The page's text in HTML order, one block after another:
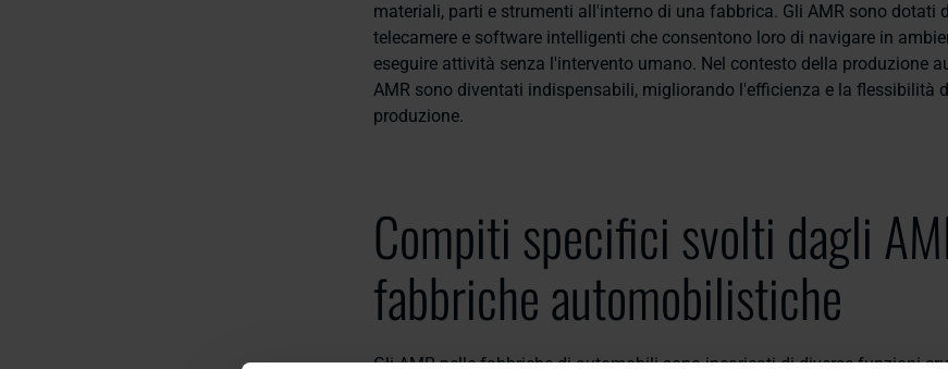
materiali, parti e strumenti all'interno di una fabbrica. Gli AMR sono dotati
telecamere e software intelligenti che consentono loro di navigare in
eseguire attività senza l'intervento umano. Nel contesto della produzione
AMR sono diventati indispensabili, migliorando l'efficienza e la flessibilità
produzione.
Compiti specifici svolti dagli
fabbriche automobilistiche
Gli AMR nelle fabbriche di automobili sono incaricati di diverse funzioni